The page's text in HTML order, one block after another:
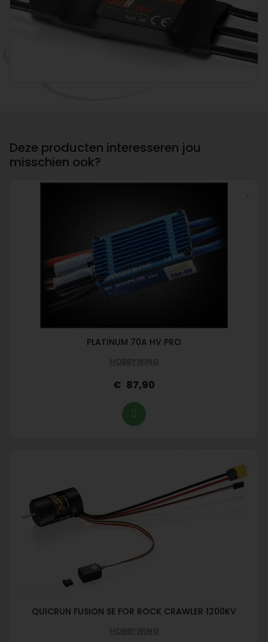
Deze producten interesseren jou
misschien ook?
PLATINUM 70A HV PRO
HOBBYWING
87,90
QUICRUN FUSION SE FOR ROCK CRAWLER 1200KV
HOBBYWING